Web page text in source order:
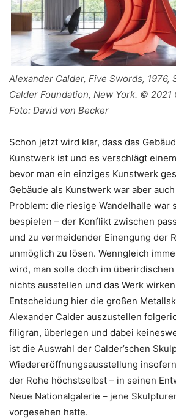
Alexander Calder, Five Swords, 1976,
Calder Foundation, New York. © 2021
Foto: David von Becker
Schon jetzt wird klar, dass das
Kunstwerk ist und es verschlägt
bevor man ein einziges Kunstwerk
Gebäude als Kunstwerk war aber
Problem: die riesige Wandelhalle war
bespielen – der Konflikt zwischen
und zu vermeidender Einengung der
unmöglich zu lösen. Wenngleich
wird, man solle doch im
nichts ausstellen und das Werk
Entscheidung hier die großen
Alexander Calder auszustellen
filigran, überlegen und dabei
ist die Auswahl der Calder’schen
Wiedereröffnungsausstellung
der Rohe höchstselbst – in seinen
Neue Nationalgalerie – jene
vorgesehen hatte.